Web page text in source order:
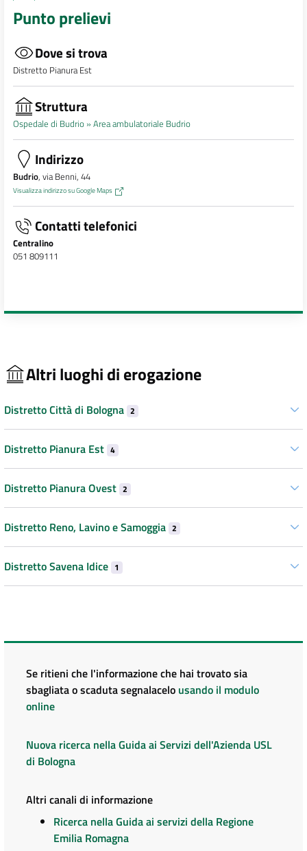
Punto prelievi
Dove si trova
Distretto Pianura Est
Struttura
Ospedale di Budrio »Area ambulatoriale Budrio
Indirizzo
Budrio, via Benni, 44
Visualizza indirizzo su Google Maps
Contatti telefonici
Centralino
051 809111
Altri luoghi di erogazione
Distretto Città di Bologna 2
Distretto Pianura Est 4
Distretto Pianura Ovest 2
Distretto Reno, Lavino e Samoggia 2
Distretto Savena Idice 1
Se ritieni che l'informazione che hai trovato sia
sbagliata o scaduta segnalacelo usando il modulo
online
Nuova ricerca nella Guida ai Servizi dell'Azienda USL
di Bologna
Altri canali di informazione
Ricerca nella Guida ai servizi della Regione
Emilia Romagna